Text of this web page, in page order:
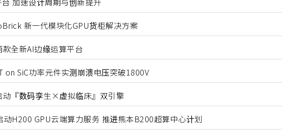
新一代模块化GPU货柜解决方案
全新AI边缘运算平台
on SiC功率元件实测崩溃电压突破1800V
『数码孪生×虚拟临床』双引擎
H200 GPU云端算力服务 推进熊本B200超算中心计划